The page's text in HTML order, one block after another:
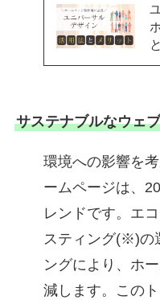
サステナブルなウェ
環境への影響を
ームページは、
レンドです。エ
スティング(※)の
ングにより、ホ
減します。この